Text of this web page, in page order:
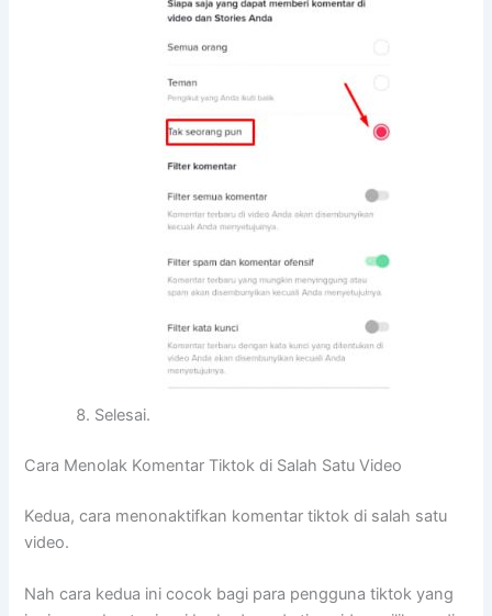
Selesai.
Cara Menolak Komentar Tiktok di Salah Satu Video
Kedua, cara menonaktifkan komentar tiktok di salah satu
video.
Nah cara kedua ini cocok bagi para pengguna tiktok yang